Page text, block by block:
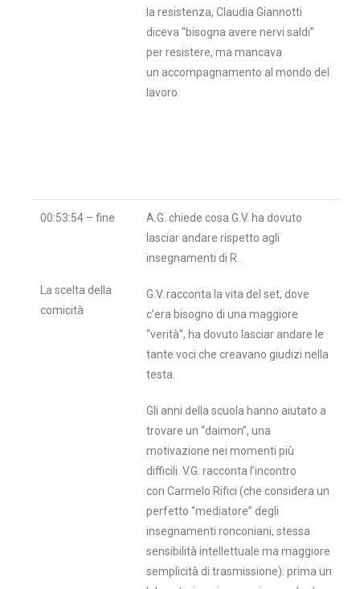
la resistenza, Claudia Giannotti
diceva “bisogna avere nervi saldi”
per resistere, ma mancava
un accompagnamento al mondo del
lavoro.
00:53:54 – fine
La scelta della
comicità
A.G. chiede cosa G.V. ha dovuto
lasciar andare rispetto agli
insegnamenti di R.
G.V. racconta la vita del set, dove
c’era bisogno di una maggiore
“verità”, ha dovuto lasciar andare le
tante voci che creavano giudizi nella
testa.
Gli anni della scuola hanno aiutato a
trovare un “daimon”, una
motivazione nei momenti più
difficili. V.G. racconta l’incontro
con Carmelo Rifici (che considera un
perfetto “mediatore” degli
insegnamenti ronconiani, stessa
sensibilità intellettuale ma maggiore
semplicità di trasmissione): prima un